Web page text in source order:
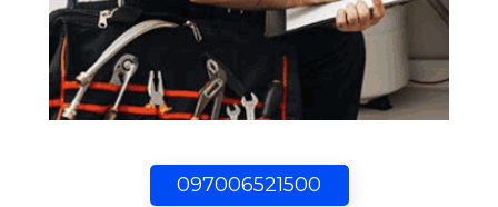
097006521500